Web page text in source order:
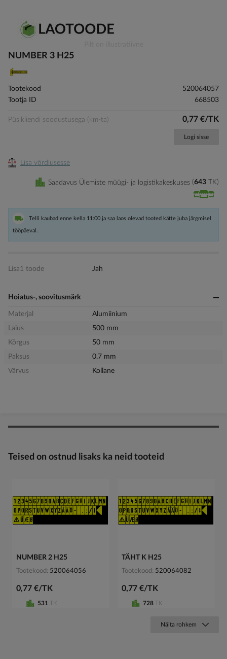
to
beginning
of
images
gallery
NUMBER 3 H25
Tootekood
520064057
Tootja ID
668503
Püsikliendi soodustusega (km-ta) 0,77 €/TK
Logi sisse
Lisa võrdlusesse
Saadavus Ülemiste müügi- ja logistikakeskuses 643 TK
Telli kaubad enne kella 11:00 ja saa laos olevad tooted kätte juba järgmisel
tööpäeval.
Lisa1 toode Jah
Hoiatus-, soovitusmärk
Materjal
Alumiinium
Laius
500 mm
Kõrgus
50 mm
Paksus
0.7 mm
Värvus
Kollane
Teised on ostnud lisaks ka neid tooteid
NUMBER 2 H25
Tootekood 520064056
0,77 €/TK
531 TK
TÄHT K H25
Tootekood 520064082
0,77 €/TK
728 TK
Näita rohkem